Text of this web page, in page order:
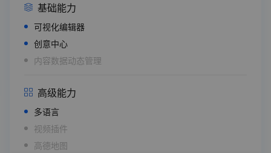
基础能力
可视化编辑器
创意中心
内容数据动态管理
高级能力
多语言
视频插件
高德地图